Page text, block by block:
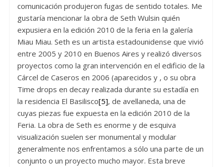
comunicación produjeron fugas de sentido totales. Me
gustaría mencionar la obra de Seth Wulsin quién
expusiera en la edición 2010 de la feria en la galería
Miau Miau. Seth es un artista estadounidense que vivió
entre 2005 y 2010 en Buenos Aires y realizó diversos
proyectos como la gran intervención en el edificio de la
Cárcel de Caseros en 2006 (aparecidos y , o su obra
Time drops en decay realizada durante su estadía en
la residencia El Basilisco[5], de avellaneda, una de
cuyas piezas fue expuesta en la edición 2010 de la
Feria. La obra de Seth es enorme y de esquiva
visualización suelen ser monumental y modular
generalmente nos enfrentamos a sólo una parte de un
conjunto o un proyecto mucho mayor. Esta breve